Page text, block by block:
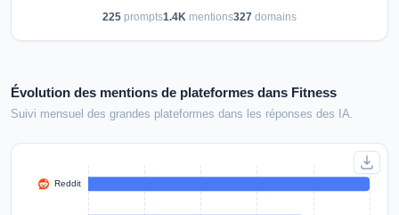
225 prompts1.4K mentions327 domains
Évolution des mentions de plateformes dans Fitness
Suivi mensuel des grandes plateformes dans les réponses des IA.